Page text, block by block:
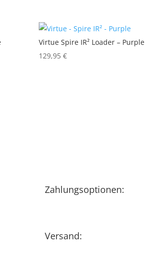
Virtue Spire IR² Loader – Purple
129,95 €
Zahlungsoptionen:
Versand: